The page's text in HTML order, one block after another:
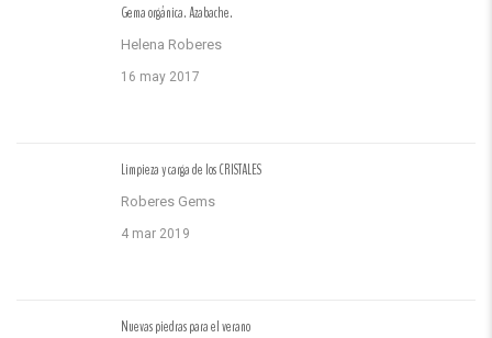
Gema orgánica. Azabache.
Helena Roberes
16 may 2017
Limpieza y carga de los CRISTALES
Roberes Gems
4 mar 2019
Nuevas piedras para el verano